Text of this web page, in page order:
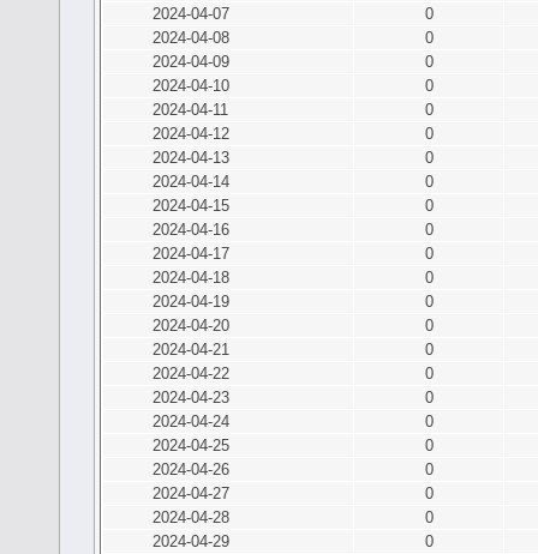
2024-04-07
0
2024-04-08
0
2024-04-09
0
2024-04-10
0
2024-04-11
0
2024-04-12
0
2024-04-13
0
2024-04-14
0
2024-04-15
0
2024-04-16
0
2024-04-17
0
2024-04-18
0
2024-04-19
0
2024-04-20
0
2024-04-21
0
2024-04-22
0
2024-04-23
0
2024-04-24
0
2024-04-25
0
2024-04-26
0
2024-04-27
0
2024-04-28
0
2024-04-29
0